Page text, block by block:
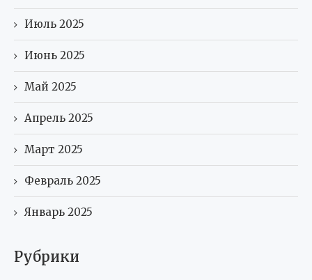
Июль 2025
Июнь 2025
Май 2025
Апрель 2025
Март 2025
Февраль 2025
Январь 2025
Рубрики